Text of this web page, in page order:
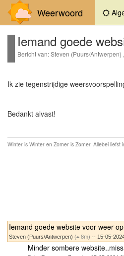
Weerwoord
Iemand goede
Bericht van: Steven (Puurs/
Ik zie tegenstrijdige
Bedankt alvast!
Winter is Winter en Zomer is Zomer. Allebei liefst
Iemand goede website voor weer
Steven (Puurs/Antwerpen) ( 8m) -- 15-05-
Minder sombere